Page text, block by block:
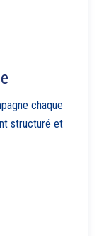
chaque
structuré et